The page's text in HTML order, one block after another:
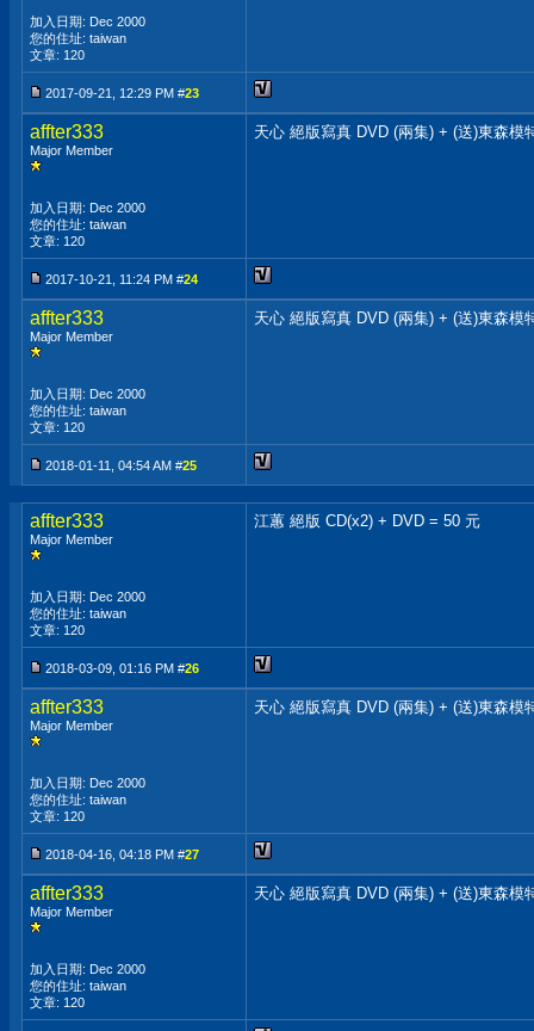
加入日期: Dec 2000
您的住址: taiwan
文章: 120
2017-09-21, 12:29 PM #23
affter333
Major Member
加入日期: Dec 2000
您的住址: taiwan
文章: 120
天心 絕版寫真 DVD (兩集) + (送)東森模
2017-10-21, 11:24 PM #24
affter333
Major Member
加入日期: Dec 2000
您的住址: taiwan
文章: 120
天心 絕版寫真 DVD (兩集) + (送)東森模
2018-01-11, 04:54 AM #25
affter333
Major Member
加入日期: Dec 2000
您的住址: taiwan
文章: 120
江蕙 絕版 CD(x2) + DVD = 50 元
2018-03-09, 01:16 PM #26
affter333
Major Member
加入日期: Dec 2000
您的住址: taiwan
文章: 120
天心 絕版寫真 DVD (兩集) + (送)東森模
2018-04-16, 04:18 PM #27
affter333
Major Member
加入日期: Dec 2000
您的住址: taiwan
文章: 120
天心 絕版寫真 DVD (兩集) + (送)東森模